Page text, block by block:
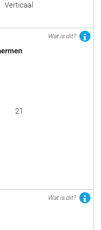
Verticaal
Wat is dit?
21
Wat is dit?